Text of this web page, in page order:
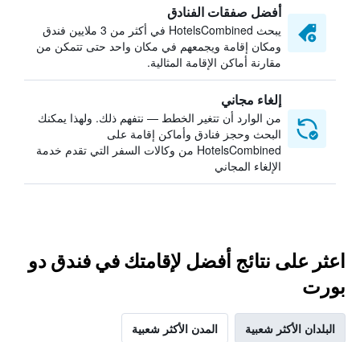
أفضل صفقات الفنادق
يبحث HotelsCombined في أكثر من 3 ملايين فندق
ومكان إقامة ويجمعهم في مكان واحد حتى تتمكن من
مقارنة أماكن الإقامة المثالية.
إلغاء مجاني
من الوارد أن تتغير الخطط — نتفهم ذلك. ولهذا يمكنك
البحث وحجز فنادق وأماكن إقامة على
HotelsCombined من وكالات السفر التي تقدم خدمة
الإلغاء المجاني
اعثر على نتائج أفضل لإقامتك في فندق دو
بورت
البلدان الأكثر شعبية المدن الأكثر شعبية